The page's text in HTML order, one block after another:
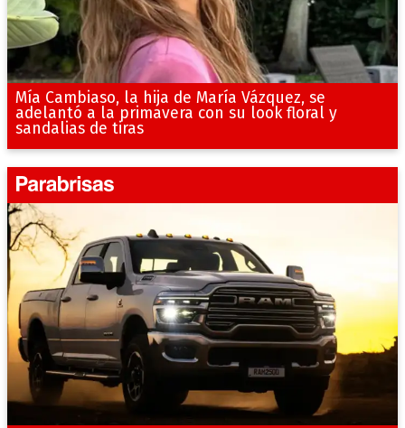
Mía Cambiaso, la hija de María Vázquez, se
adelantó a la primavera con su look floral y
sandalias de tiras